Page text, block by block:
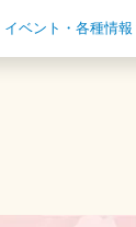
イベント・各種情報